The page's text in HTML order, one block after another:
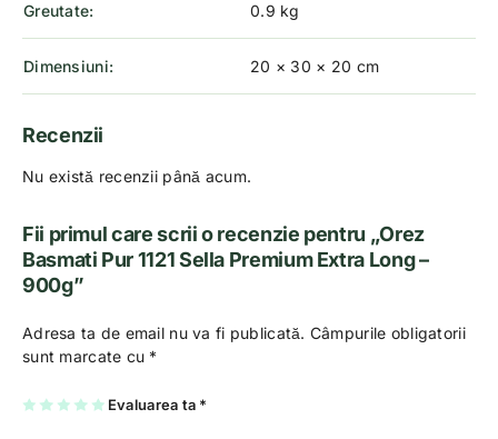
Greutate 0.9 kg
Dimensiuni 20 × 30 × 20 cm
Recenzii
Nu există recenzii până acum.
Fii primul care scrii o recenzie pentru „Orez
Basmati Pur 1121 Sella Premium Extra Long –
900g”
Adresa ta de email nu va fi publicată. Câmpurile obligatorii
sunt marcate cu *
Evaluarea ta *
U 2 3
4 5